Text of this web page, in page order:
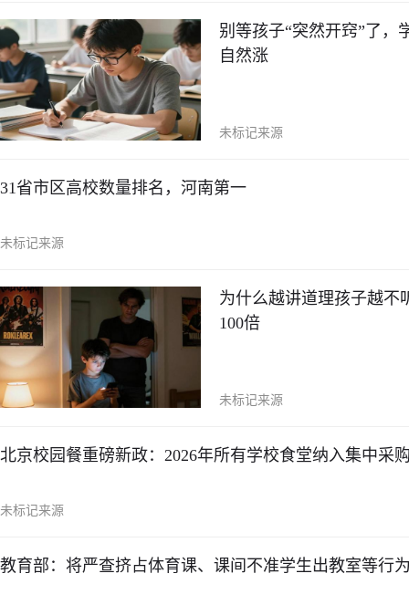
别等孩子“突然开窍”了，
自然涨
未标记来源
31省市区高校数量排名，河南第一
未标记来源
为什么越讲道理孩子越不
100倍
未标记来源
北京校园餐重磅新政：2026年所有学校食堂纳入集中采
未标记来源
教育部：将严查挤占体育课、课间不准学生出教室等行